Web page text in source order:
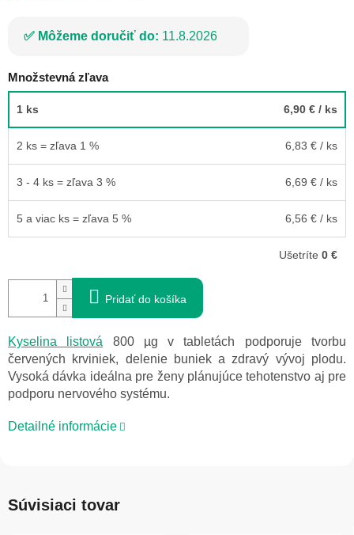
Môžeme doručiť do: 11.8.2026
Množstevná zľava
1 ks 6,90 € / ks
2 ks = zľava 1 % 6,83 € / ks
3 - 4 ks = zľava 3 % 6,69 € / ks
5 a viac ks = zľava 5 % 6,56 € / ks
Ušetríte 0 €
Pridať do košíka
Kyselina listová 800 µg v tabletách podporuje tvorbu
červených krviniek, delenie buniek a zdravý vývoj plodu.
Vysoká dávka ideálna pre ženy plánujúce tehotenstvo aj pre
podporu nervového systému.
Detailné informácie
Súvisiaci tovar